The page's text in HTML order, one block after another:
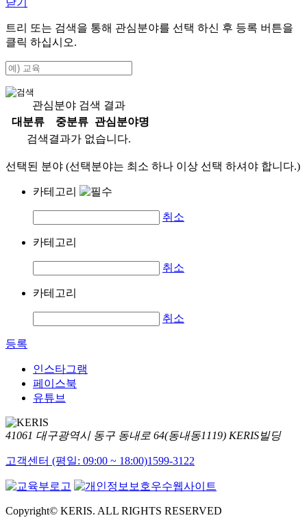
닫기
트리 또는 검색을 통해 관심분야를 선택 하신 후 등록 버튼을
클릭 하십시오.
관심분야 검색 결과
대분류
중분류
관심분야명
검색결과가 없습니다.
선택된 분야 (선택분야는 최소 하나 이상 선택 하셔야 합니다.)
카테고리
취소
카테고리
취소
카테고리
취소
등록
인스타그램
페이스북
유튜브
41061 대구광역시 동구 동내로 64(동내동1119) KERIS빌딩
고객센터 (평일: 09:00 ~ 18:00)1599-3122
Copyright© KERIS. ALL RIGHTS RESERVED